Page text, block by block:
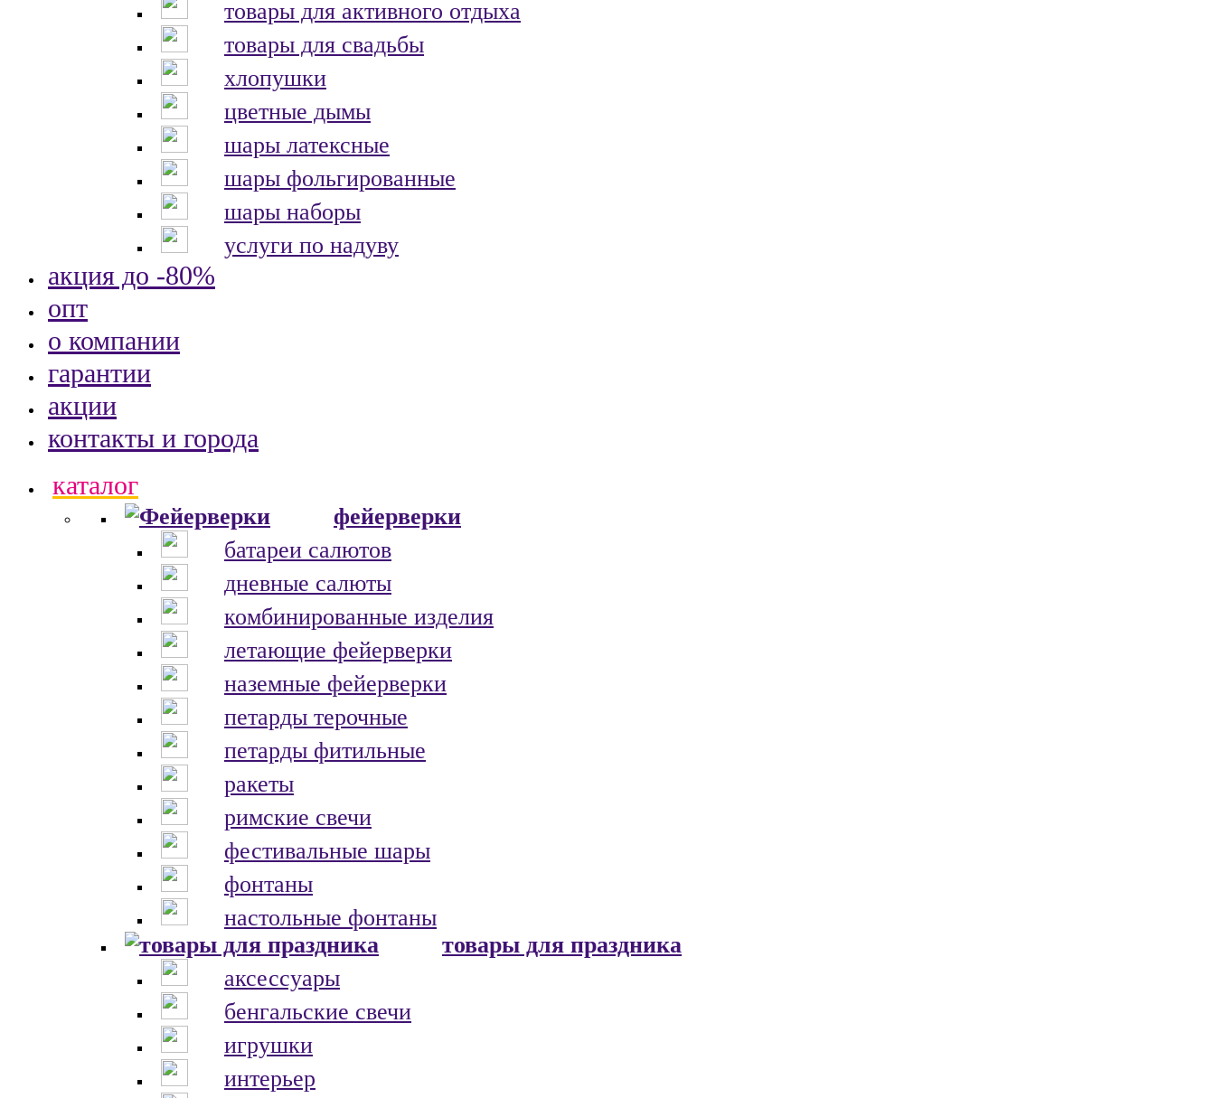
товары для активного отдыха
товары для свадьбы
хлопушки
цветные дымы
шары латексные
шары фольгированные
шары наборы
услуги по надуву
акция до -80%
опт
о компании
гарантии
акции
контакты и города
каталог
фейерверки
батареи салютов
дневные салюты
комбинированные изделия
летающие фейерверки
наземные фейерверки
петарды терочные
петарды фитильные
ракеты
римские свечи
фестивальные шары
фонтаны
настольные фонтаны
товары для праздника
аксессуары
бенгальские свечи
игрушки
интерьер